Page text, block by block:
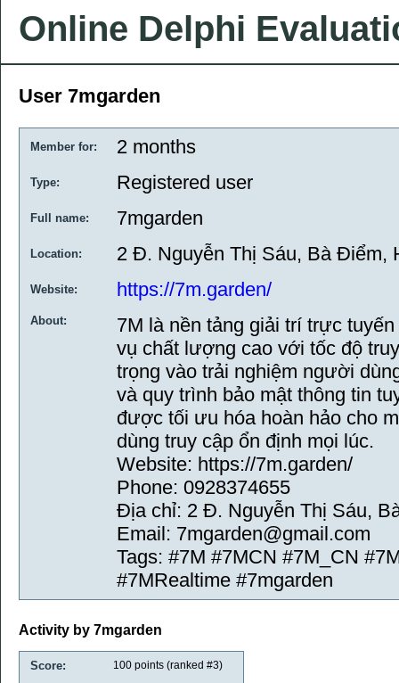
Online Delphi
User 7mgarden
Member for: 2 months
Type: Registered user
Full name: 7mgarden
Location: 2 Đ. Nguyễn Thị Sáu, Bà Điểm,
Website: https://7m.garden/
About:
7M là nền tảng giải trí trực
vụ chất lượng cao với tốc độ
trọng vào trải nghiệm người
và quy trình bảo mật thông tin
được tối ưu hóa hoàn hảo cho
dùng truy cập ổn định mọi lúc.
Website: https://7m.garden/
Phone: 0928374655
Địa chỉ: 2 Đ. Nguyễn Thị Sáu,
Email: 7mgarden@gmail.com
Tags: #7M #7MCN #7M_CN
#7MRealtime #7mgarden
Activity by 7mgarden
Score: 100 points (ranked #3)